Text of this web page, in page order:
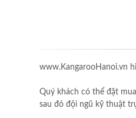
www.KangarooHanoi.vn
Quý khách có thể đặt
sau đó đội ngũ kỹ thuật